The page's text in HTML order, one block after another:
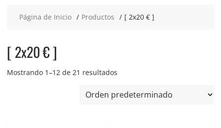
Página de Inicio Productos [ 2x20 € ]
[ 2x20 € ]
Mostrando 1–12 de 21 resultados